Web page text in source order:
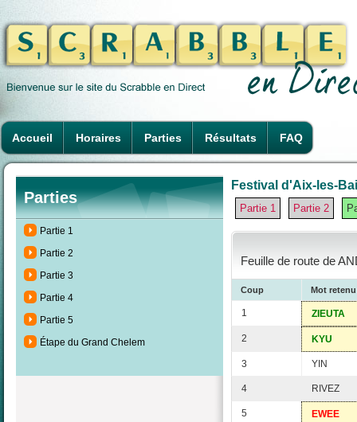
Accueil Horaires Parties Résultats FAQ
Parties
Partie 1
Partie 2
Partie 3
Partie 4
Partie 5
Étape du Grand Chelem
Festival d'Aix-les-
Partie 1 Partie 2
Feuille de route de
Coup Mot retenu
1 ZIEUTA
2 KYU
3 YIN
4 RIVEZ
5 EWEE